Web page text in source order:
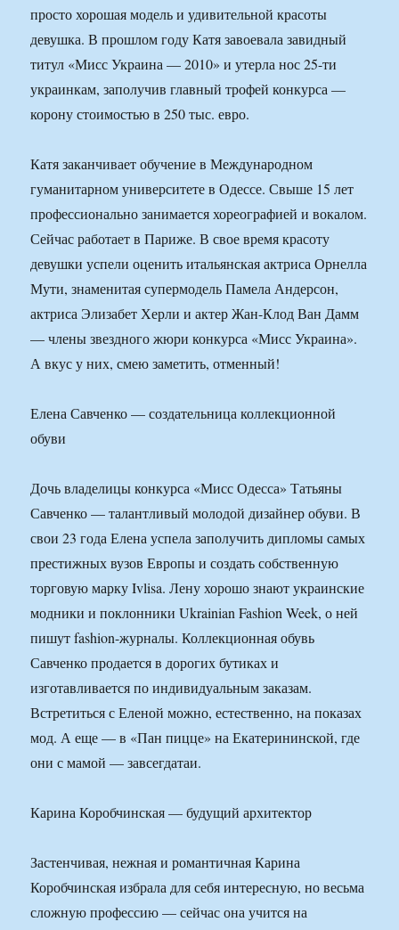
просто хорошая модель и удивительной красоты
девушка. В прошлом году Катя завоевала завидный
титул «Мисс Украина — 2010» и утерла нос 25-ти
украинкам, заполучив главный трофей конкурса —
корону стоимостью в 250 тыс. евро.
Катя заканчивает обучение в Международном
гуманитарном университете в Одессе. Свыше 15 лет
профессионально занимается хореографией и вокалом.
Сейчас работает в Париже. В свое время красоту
девушки успели оценить итальянская актриса Орнелла
Мути, знаменитая супермодель Памела Андерсон,
актриса Элизабет Херли и актер Жан-Клод Ван Дамм
— члены звездного жюри конкурса «Мисс Украина».
А вкус у них, смею заметить, отменный!
Елена Савченко — создательница коллекционной
обуви
Дочь владелицы конкурса «Мисс Одесса» Татьяны
Савченко — талантливый молодой дизайнер обуви. В
свои 23 года Елена успела заполучить дипломы самых
престижных вузов Европы и создать собственную
торговую марку Ivlisa. Лену хорошо знают украинские
модники и поклонники Ukrainian Fashion Week, о ней
пишут fashion-журналы. Коллекционная обувь
Савченко продается в дорогих бутиках и
изготавливается по индивидуальным заказам.
Встретиться с Еленой можно, естественно, на показах
мод. А еще — в «Пан пицце» на Екатерининской, где
они с мамой — завсегдатаи.
Карина Коробчинская — будущий архитектор
Застенчивая, нежная и романтичная Карина
Коробчинская избрала для себя интересную, но весьма
сложную профессию — сейчас она учится на